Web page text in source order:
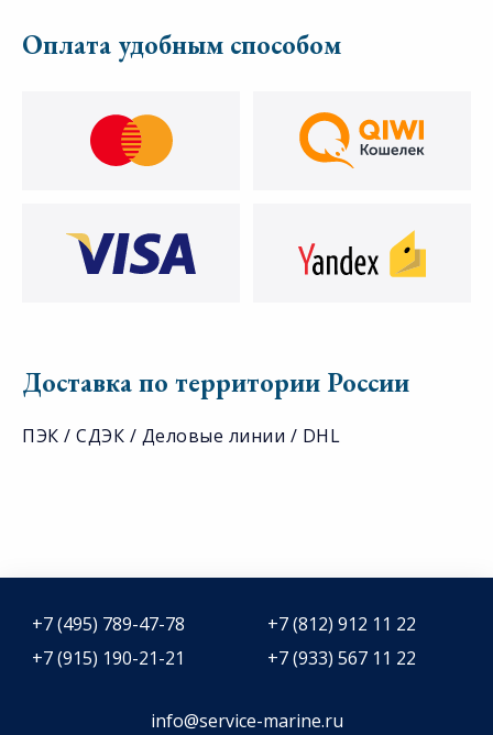
Оплата удобным способом
Доставка по территории России
ПЭК / СДЭК / Деловые линии / DHL
+7 (495) 789-47-78
+7 (812) 912 11 22
+7 (915) 190-21-21
+7 (933) 567 11 22
info@service-marine.ru​​